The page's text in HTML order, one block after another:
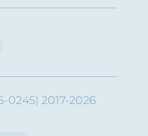
0245) 2017-2026